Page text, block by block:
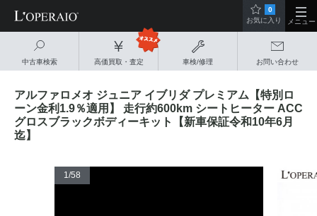
中古車検索 高価買取・査定 車検/修理 お問い合わせ
0
お気に入り
メニュー
アルファロメオ ジュニア イブリダ プレミアム【特別ロ
ーン金利1.9％適用】 走行約600km シートヒーター ACC
グロスブラックボディーキット【新車保証令和10年6月
迄】
1/58